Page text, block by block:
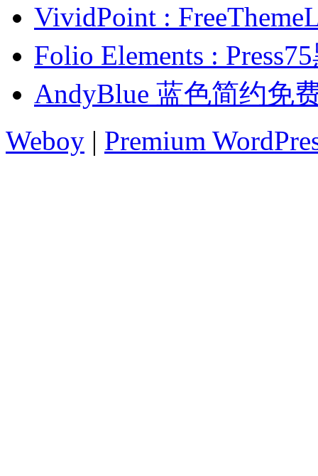
VividPoint :
Folio Elements :
AndyBlue 蓝色简约免
Weboy | Premium